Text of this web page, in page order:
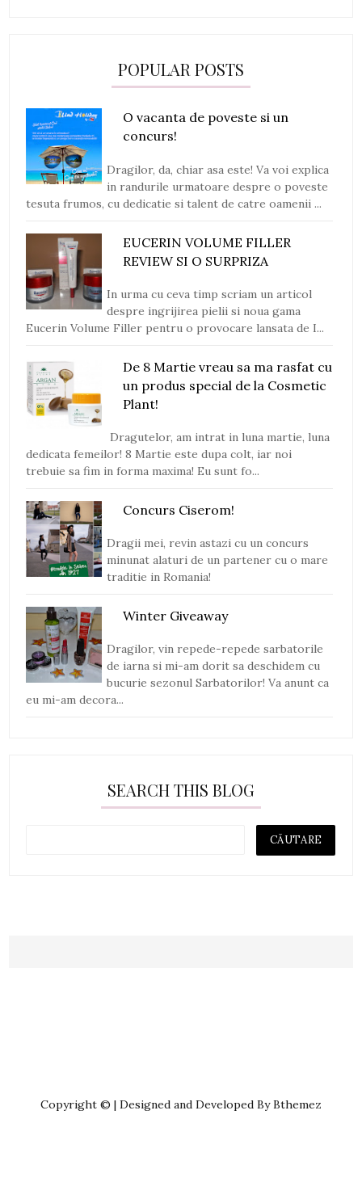
POPULAR POSTS
O vacanta de poveste si un
concurs!
Dragilor, da, chiar asa este! Va voi explica
in randurile urmatoare despre o poveste
tesuta frumos, cu dedicatie si talent de catre oamenii ...
EUCERIN VOLUME FILLER
REVIEW SI O SURPRIZA
In urma cu ceva timp scriam un articol
despre ingrijirea pielii si noua gama
Eucerin Volume Filler pentru o provocare lansata de I...
De 8 Martie vreau sa ma rasfat cu
un produs special de la Cosmetic
Plant!
Dragutelor, am intrat in luna martie, luna
dedicata femeilor! 8 Martie este dupa colt, iar noi
trebuie sa fim in forma maxima! Eu sunt fo...
Concurs Ciserom!
Dragii mei, revin astazi cu un concurs
minunat alaturi de un partener cu o mare
traditie in Romania!
Winter Giveaway
Dragilor, vin repede-repede sarbatorile
de iarna si mi-am dorit sa deschidem cu
bucurie sezonul Sarbatorilor! Va anunt ca
eu mi-am decora...
SEARCH THIS BLOG
Copyright © | Designed and Developed By Bthemez